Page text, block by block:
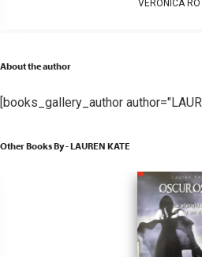
VERONICA
About the author
[books_gallery_author
Other Books By - LAUREN KATE